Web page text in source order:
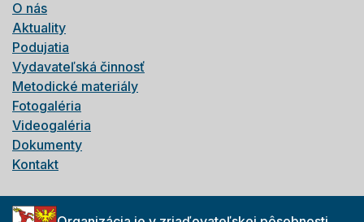
O nás
Aktuality
Podujatia
Vydavateľská činnosť
Metodické materiály
Fotogaléria
Videogaléria
Dokumenty
Kontakt